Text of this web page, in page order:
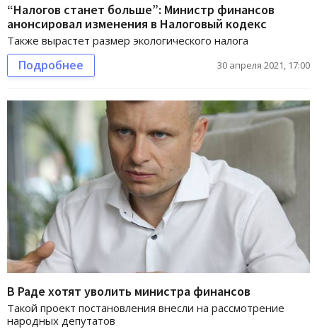
“Налогов станет больше”: Министр финансов
анонсировал изменения в Налоговый кодекс
Также вырастет размер экологического налога
Подробнее 30 апреля 2021, 17:00
В Раде хотят уволить министра финансов
Такой проект постановления внесли на рассмотрение
народных депутатов